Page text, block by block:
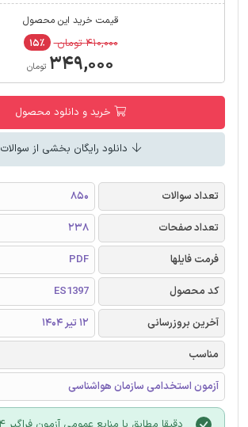
قیمت خرید این محصول
۴۱۰,۰۰۰ تومان ۱۵٪
۳۴۹,۰۰۰ تومان
خرید و دانلود محصول
دانلود رایگان بخشی از سوالات
تعداد سوالات
850
تعداد صفحات
238
فرمت فایلها
PDF
کد محصول
ES1397
آخرین بروزرسانی
12 تیر 1404
مناسب
آزمون استخدامی سازمان هواشناسی